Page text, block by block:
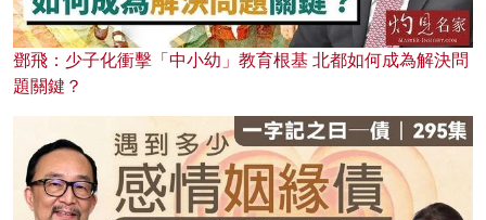
鄧飛：少子化衝擊「中小幼」教育根基 北都如何成為解決問
題關鍵？